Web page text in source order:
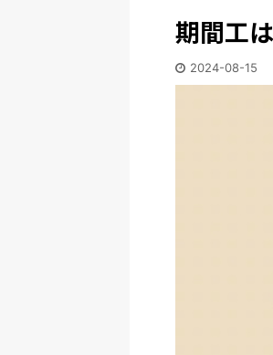
期間工
2024-08-15